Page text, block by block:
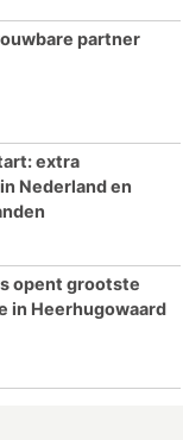
partner
extra
Nederland en
opent grootste
in Heerhugowaard